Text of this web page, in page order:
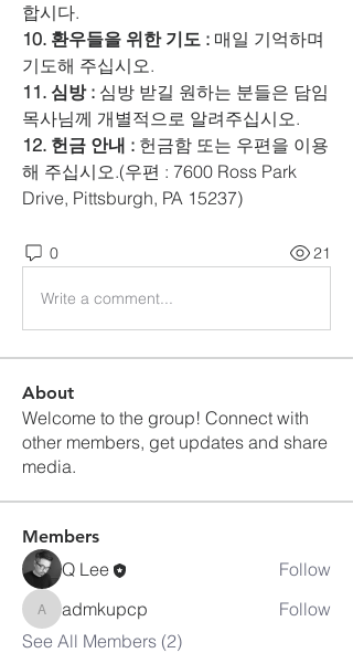
합시다.
10. 환우들을 위한 기도 : 매일 기억하며
기도해 주십시오.
11. 심방 : 심방 받길 원하는 분들은 담임
목사님께 개별적으로 알려주십시오.
12. 헌금 안내 : 헌금함 또는 우편을 이용
해 주십시오.(우편 : 7600 Ross Park
Drive, Pittsburgh, PA 15237)
0 21
Write a comment...
About
Welcome to the group! Connect with
other members, get updates and share
media.
Members
Q Lee Follow
admkupcp
admkupcp
Follow
See All Members (2)